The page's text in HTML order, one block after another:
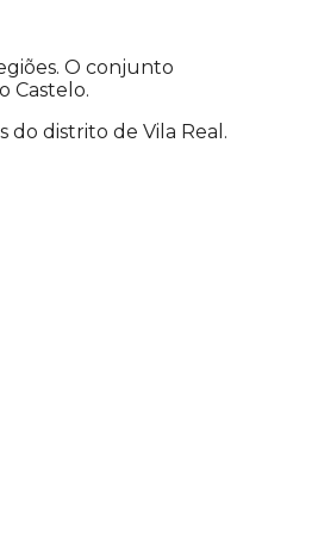
O conjunto
Castelo.
do distrito de Vila Real.